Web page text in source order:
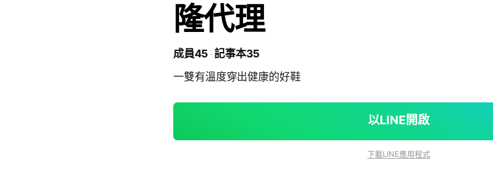
隆代理
成員45 記事本35
一雙有溫度穿出健康的好鞋
以LINE開啟
下載LINE應用程式